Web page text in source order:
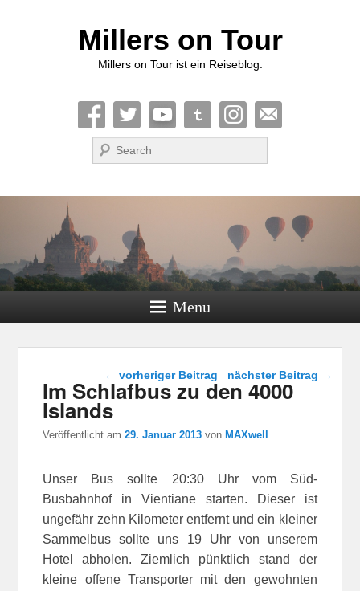
Millers on Tour
Millers on Tour ist ein Reiseblog.
Suche
Menu
Beitragsnavigation
← vorheriger Beitrag nächster Beitrag →
Im Schlafbus zu den 4000
Islands
Veröffentlicht am29. Januar 2013 vonMAXwell
Unser Bus sollte 20:30 Uhr vom Süd-
Busbahnhof in Vientiane starten. Dieser ist
ungefähr zehn Kilometer entfernt und ein kleiner
Sammelbus sollte uns 19 Uhr von unserem
Hotel abholen. Ziemlich pünktlich stand der
kleine offene Transporter mit den gewohnten